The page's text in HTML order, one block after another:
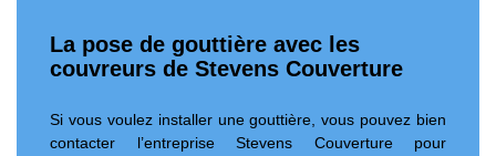
La pose de gouttière avec les
couvreurs de Stevens Couverture
Si vous voulez installer une gouttière, vous pouvez bien
contacter l’entreprise Stevens Couverture pour